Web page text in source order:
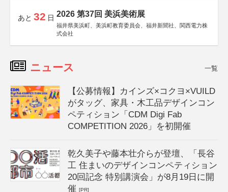
あと 32 日 2026 第37回 美浜美術展
福井県美浜町、美浜町教育委員会、福井新聞社、関西電力株
式会社
ニュース 一覧
【公募情報】カインズ×コクヨ×VUILD
がタッグ、家具・木工品デザインコン
ペティション「CDM Digi Fab
COMPETITION 2026」を初開催
乾久美子や藤本壮介らが登壇、「長谷
工 住まいのデザインコンペティション
20回記念 特別講演会」が8月19日に開
催[PR]